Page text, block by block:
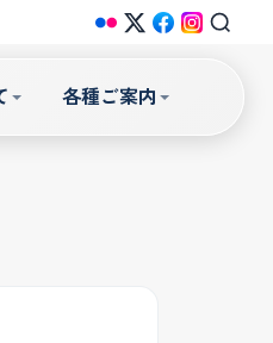
各種ご案内